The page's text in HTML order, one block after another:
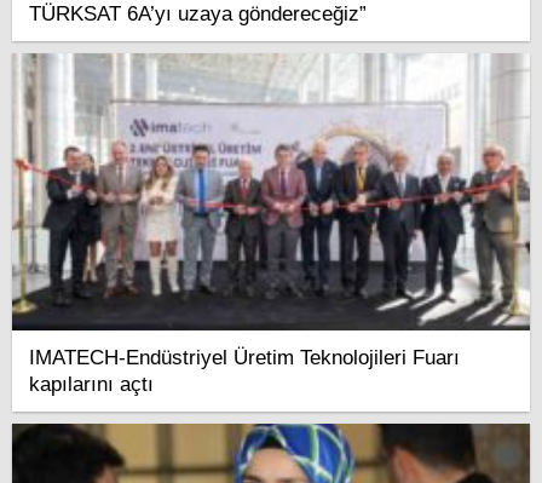
TÜRKSAT 6A’yı uzaya göndereceğiz”
IMATECH-Endüstriyel Üretim Teknolojileri Fuarı
kapılarını açtı